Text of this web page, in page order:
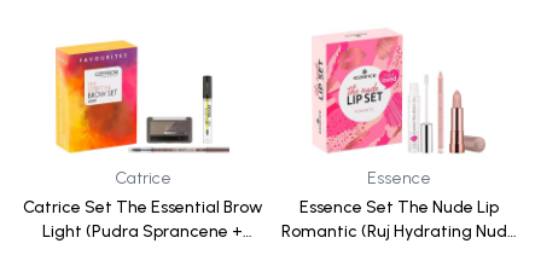
Catrice
Catrice Set The Essential Brow
Light (Pudra Sprancene +
Essence
Essence Set The Nude Lip
Romantic (Ruj Hydrating Nude